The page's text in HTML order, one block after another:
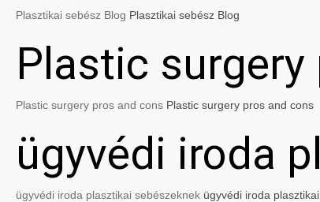
Plasztikai sebész Blog Plasztikai sebész Blog
Plastic
Plastic surgery pros and cons Plastic surgery pros and cons
ügyvédi iroda
ügyvédi iroda plasztikai sebészeknek ügyvédi iroda